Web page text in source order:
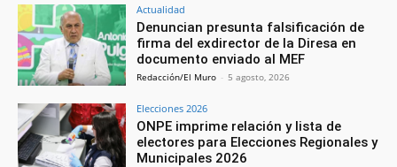
Actualidad
Denuncian presunta falsificación de
firma del exdirector de la Diresa en
documento enviado al MEF
Redacción/El Muro - 5 agosto, 2026
Elecciones 2026
ONPE imprime relación y lista de
electores para Elecciones Regionales y
Municipales 2026